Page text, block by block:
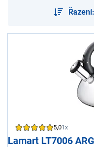
5,01x
Lamart LT7006